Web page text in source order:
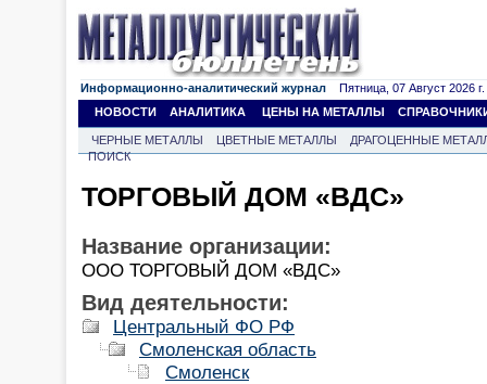
Информационно-аналитический журнал Пятница, 07 Август 2026 г.
НОВОСТИ
АНАЛИТИКА ЦЕНЫ НА МЕТАЛЛЫ
ЧЕРНЫЕ МЕТАЛЛЫ ЦВЕТНЫЕ МЕТАЛЛЫ
ДРАГОЦЕННЫЕ
ПОИСК
ТОРГОВЫЙ ДОМ «ВДС»
Название организации:
ООО ТОРГОВЫЙ ДОМ «ВДС»
Вид деятельности:
Центральный ФО РФ
Смоленская область
Смоленск